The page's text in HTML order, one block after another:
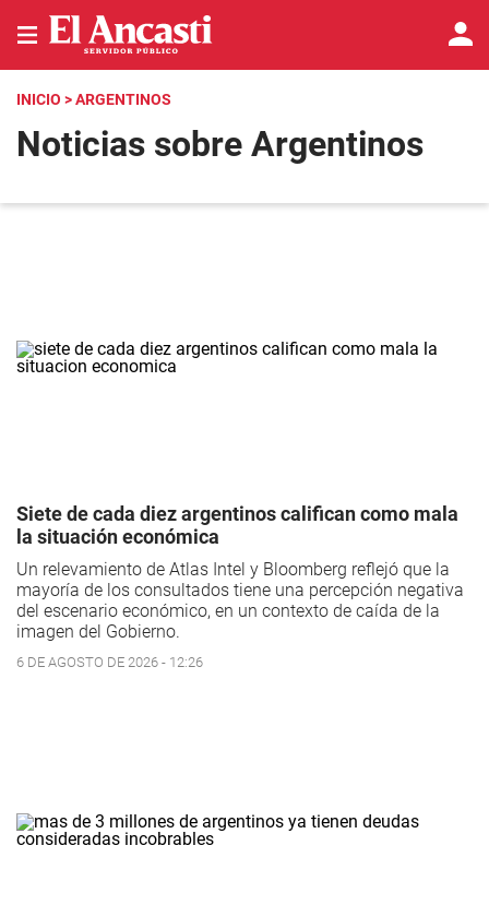
INICIO > ARGENTINOS
Noticias sobre Argentinos
Siete de cada diez argentinos califican como mala
la situación económica
Un relevamiento de Atlas Intel y Bloomberg reflejó que la
mayoría de los consultados tiene una percepción negativa
del escenario económico, en un contexto de caída de la
imagen del Gobierno.
6 DE AGOSTO DE 2026 - 12:26